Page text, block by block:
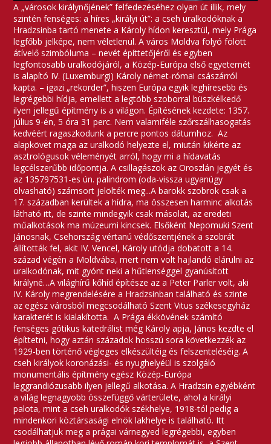
A „városok királynőjének” felfedezéséhez olyan út illik, mely
szintén fenséges: a híres „királyi út”: a cseh uralkodóknak a
Hradzsinba tartó menete a Károly hídon keresztül, mely Prága
legfőbb jelképe, nem véletlenül. A város Moldva folyó fölött
átívelő szimbóluma – nevét építtetőjéről és egyben
legfontosabb uralkodójáról, a Közép-Európa első egyetemét
is alapító IV. (Luxemburgi) Károly német-római császárról
kapta. – igazi „rekorder”, hiszen Európa egyik leghíresebb és
legrégebbi hídja, emellett a legtöbb szoborral büszkélkedő
ilyen jellegű építmény is a világon. Építésének kezdete: 1357.
július 9-én, 5 óra 31 perc. Nem valamiféle szőrszálhasogatás
kedvéért ragaszkodunk a percre pontos dátumhoz. Az
alapkövet maga az uralkodó helyezte el, miután kikérte az
asztrológusok véleményét arról, hogy mi a hídavatás
legcélszerűbb időpontja. A csillagászok az Oroszlán jegyét és
az 135797531-es ún. palindrom (oda-vissza ugyanúgy
olvasható) számsort jelölték meg...A barokk szobrok csak a
17. században kerültek a hídra, ma összesen harminc alkotás
látható itt, de szinte mindegyik csak másolat, az eredeti
műalkotások ma múzeumi kincsek. Elsőként Nepomuki Szent
Jánosnak, Csehország vértanú védőszentjének a szobrát
állították fel, akit IV. Vencel, Károly utódja dobatott a 14.
század végén a Moldvába, mert nem volt hajlandó elárulni az
uralkodónak, mit gyónt neki a hűtlenséggel gyanúsított
királyné…A világhírű kőhíd építésze az a Peter Parler volt, aki
IV. Károly megrendelésére a Hradzsinban található és szinte
az egész városból megcsodálható Szent Vitus székesegyház
karakterét is kialakította. A Prága ékkövének számító
fenséges gótikus katedrálist még Károly apja, János kezdte el
építtetni, hogy aztán századok hosszú sora következzék az
1929-ben történő végleges elkészültéig és felszenteléséig. A
cseh királyok koronázási- és nyughelyéül is szolgáló
monumentális építmény egész Közép-Európa
leggrandiózusabb ilyen jellegű alkotása. A Hradzsin egyébként
a világ legnagyobb összefüggő várterülete, ahol a királyi
palota, mint a cseh uralkodók székhelye, 1918-tól pedig a
mindenkori köztársasági elnök lakhelye is található. Itt
csodálhatjuk meg a prágai várnegyed legrégebbi, egyben